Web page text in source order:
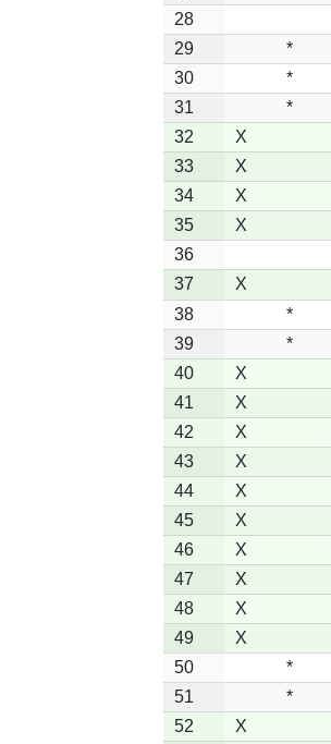
28
29
*
30
*
31
*
32
X
33
X
34
X
35
X
36
37
X
38
*
39
*
40
X
41
X
42
X
43
X
44
X
45
X
46
X
47
X
48
X
49
X
50
*
51
*
52
X